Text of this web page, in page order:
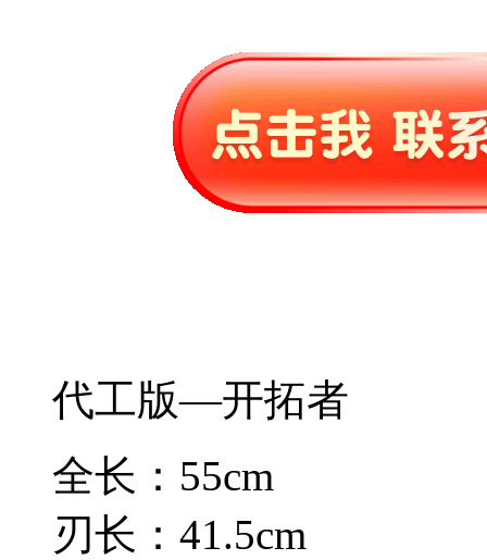
代工版—开拓者
全长：55cm
刃长：41.5cm